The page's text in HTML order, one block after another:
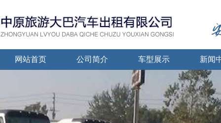
网站首页 公司简介 车型展示 新闻